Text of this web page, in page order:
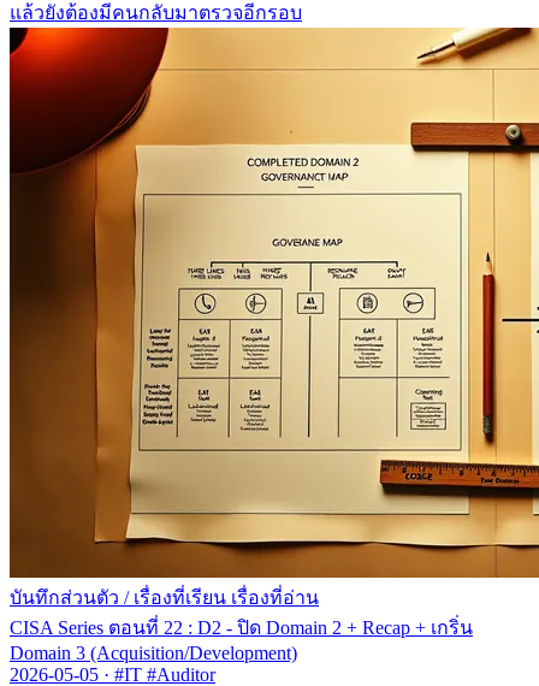
แล้วยังต้องมีคนกลับมาตรวจอีกรอบ
บันทึกส่วนตัว / เรื่องที่เรียน เรื่องที่อ่าน
CISA Series ตอนที่ 22 : D2 - ปิด Domain 2 + Recap + เกริ่น
Domain 3 (Acquisition/Development)
2026-05-05 · #IT #Auditor